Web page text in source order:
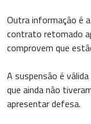
Outra informação é
contrato retomado
comprovem que
A suspensão é
que ainda não
apresentar defesa.